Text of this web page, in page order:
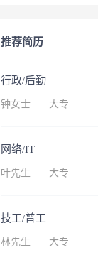
推荐简历
行政/后勤
钟女士 · 大专
网络/IT
叶先生 · 大专
技工/普工
林先生 · 大专